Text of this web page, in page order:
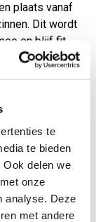
te
te bieden
delen we
onze
analyse. Deze
met andere
plaats vanaf
Dit wordt
en blijf fit.
weer
we meteen
voor
aan op
Katwijk. De
zich
via onze